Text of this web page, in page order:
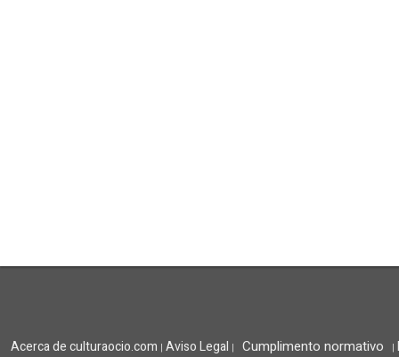
Acerca de culturaocio.com | Aviso Legal | Cumplimento normativo |